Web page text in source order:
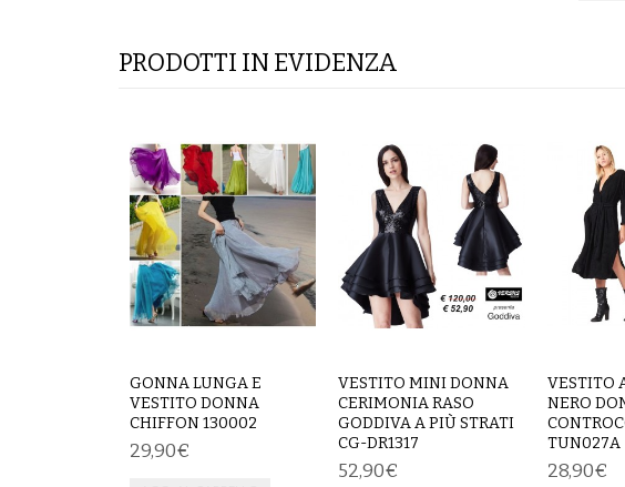
PRODOTTI IN EVIDENZA
GONNA LUNGA E
VESTITO DONNA
CHIFFON 130002
29,90€
VESTITO MINI DONNA
CERIMONIA RASO
GODDIVA A PIÙ STRATI
CG-DR1317
52,90€
VESTITO
NERO
TUN027A
28,90€